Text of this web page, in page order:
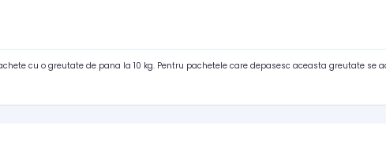
cu o greutate de pana la 10 kg. Pentru pachetele care depasesc aceasta greutate se